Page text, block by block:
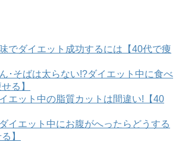
でダイエット成功するには【40代で痩
･そばは太らない!?ダイエット中に食べ
る】
エット中の脂質カットは間違い!【40
イエット中にお腹がへったらどうする
】